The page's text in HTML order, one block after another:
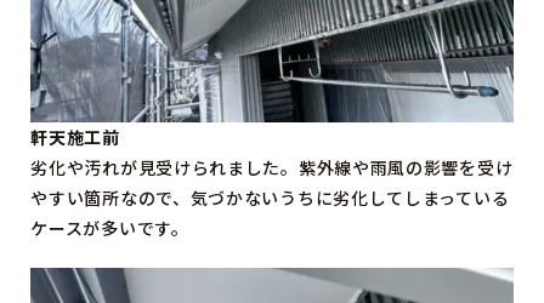
軒天施工前
劣化や汚れが見受けられました。紫外線や雨風の影響を受け
やすい箇所なので、気づかないうちに劣化してしまっている
ケースが多いです。